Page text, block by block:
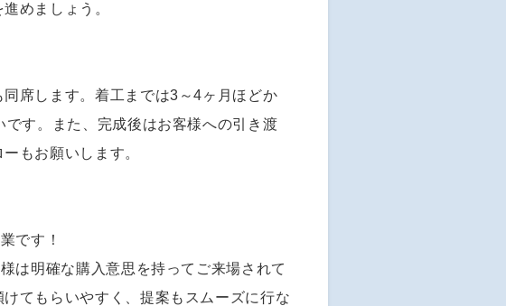
めましょう。
席します。着工までは3～4ヶ月ほどか
す。また、完成後はお客様への引き渡
もお願いします。
です！
は明確な購入意思を持ってご来場されて
てもらいやすく、提案もスムーズに行な